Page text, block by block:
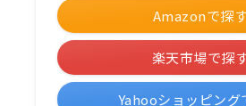
Amazonで探
楽天市場で探
Yahooショッピング